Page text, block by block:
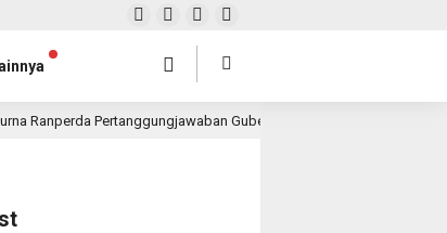
Ranperda Pertanggungjawaban Gubernur 2025, Realisasi APBD